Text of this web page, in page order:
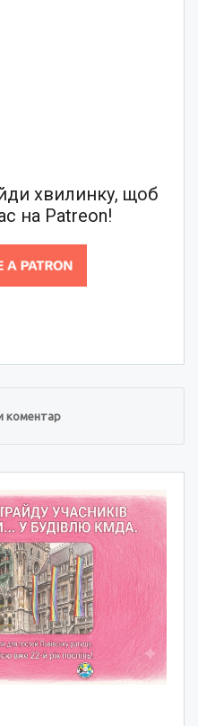
хвилинку, щоб
на Patreon!
коментар